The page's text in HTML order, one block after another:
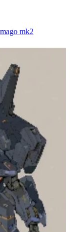
mk2